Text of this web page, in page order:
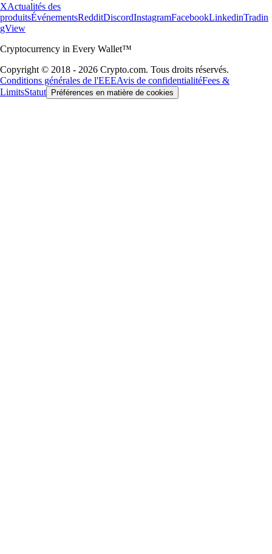
XActualités des
produitsÉvénementsRedditDiscordInstagramFacebookLinkedinTradin
gView
Cryptocurrency in Every Wallet™
Copyright © 2018 - 2026 Crypto.com. Tous droits réservés.
Conditions générales de l'EEEAvis de confidentialitéFees &
LimitsStatut Préférences en matière de cookies